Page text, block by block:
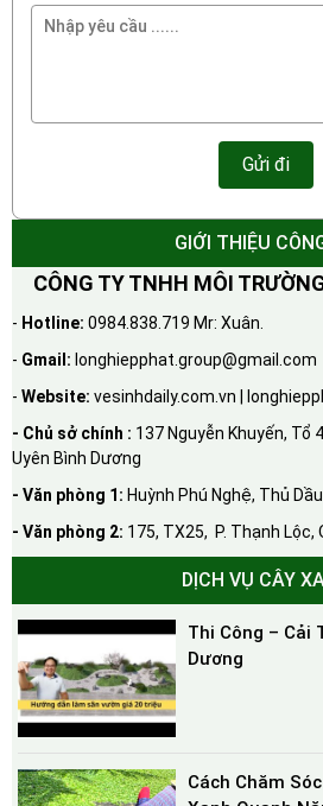
GIỚI THIỆU
CÔNG TY TNHH MÔI
- Hotline: 0984.838.719 Mr: Xuân.
- Gmail: longhiepphat.group@gmail.com
- Website: vesinhdaily.com.vn |
- Chủ sở chính : 137 Nguyễn Khuyến, Tổ
Uyên Bình Dương
- Văn phòng 1: Huỳnh Phú Nghệ, Thủ
- Văn phòng 2: 175, TX25, P. Thạnh Lộc,
DỊCH VỤ CÂY
Thi Công – Cải
Dương
Cách Chăm